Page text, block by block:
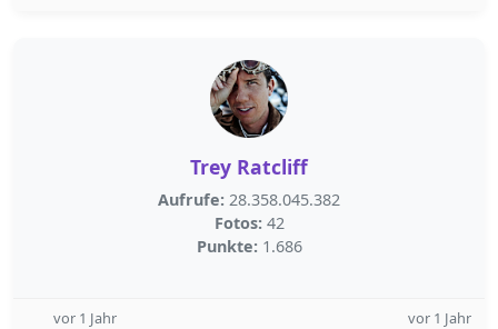
Trey Ratcliff
Aufrufe: 28.358.045.382
Fotos: 42
Punkte: 1.686
vor 1 Jahr vor 1 Jahr